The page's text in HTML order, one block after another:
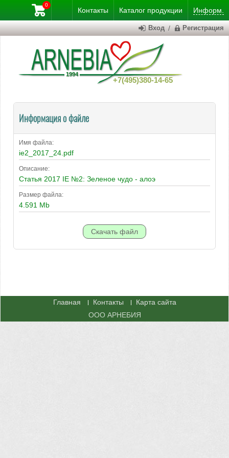
Контакты Каталог продукции Информ.
+7(495)380-14-65
0
Вход / Регистрация
Информация о файле
Имя файла:
ie2_2017_24.pdf
Описание:
Статья 2017 IE №2: Зеленое чудо - алоэ
Размер файла:
4.591 Mb
Главная Контакты
Карта сайта
ООО АРНЕБИЯ